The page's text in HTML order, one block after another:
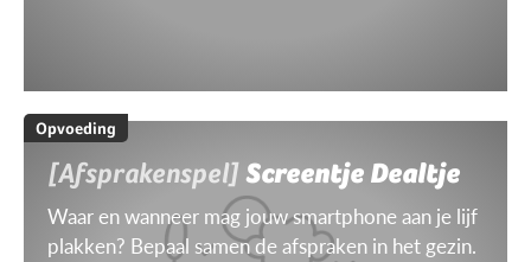
Opvoeding
[Afsprakenspel]Screentje Dealtje
Waar en wanneer mag jouw smartphone aan je lijf
plakken? Bepaal samen de afspraken in het gezin.